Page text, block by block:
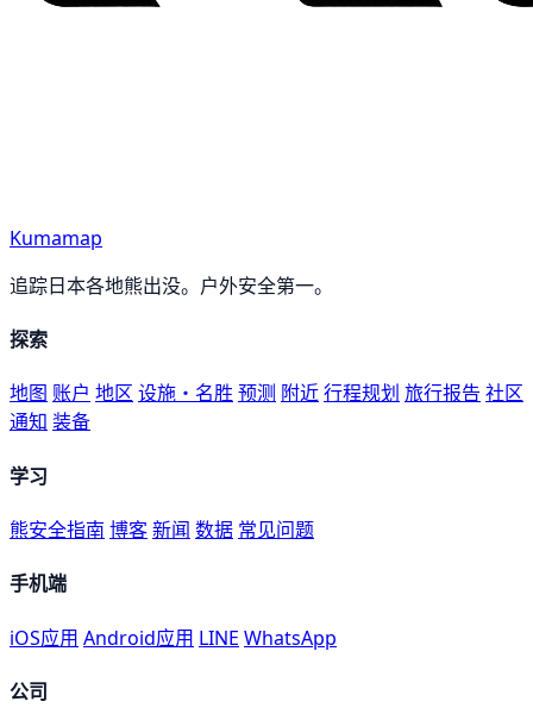
Kumamap
追踪日本各地熊出没。户外安全第一。
探索
地图 账户 地区设施・名胜预测 附近行程规划 旅行报告 社区
通知 装备
学习
熊安全指南 博客新闻 数据 常见问题
手机端
iOS应用 Android应用 LINE WhatsApp
公司